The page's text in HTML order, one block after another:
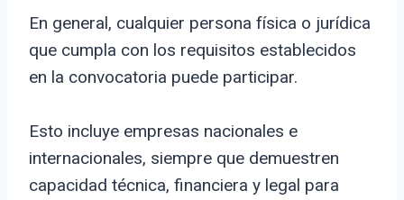
En general, cualquier persona física o jurídica
que cumpla con los requisitos establecidos
en la convocatoria puede participar.
Esto incluye empresas nacionales e
internacionales, siempre que demuestren
capacidad técnica, financiera y legal para